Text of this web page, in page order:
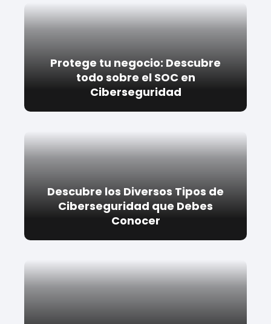
Protege tu negocio: Descubre
todo sobre el SOC en
Ciberseguridad
Descubre los Diversos Tipos de
Ciberseguridad que Debes
Conocer